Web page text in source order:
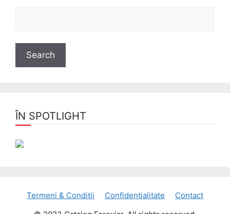
ÎN SPOTLIGHT
Termeni & Conditii Confidentialitate
Contact